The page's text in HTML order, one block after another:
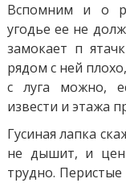
Вспомним и о
угодье ее не
замокает п
рядом с ней
с луга можно,
извести и этажа
Гусиная лапка
не дышит, и
трудно.